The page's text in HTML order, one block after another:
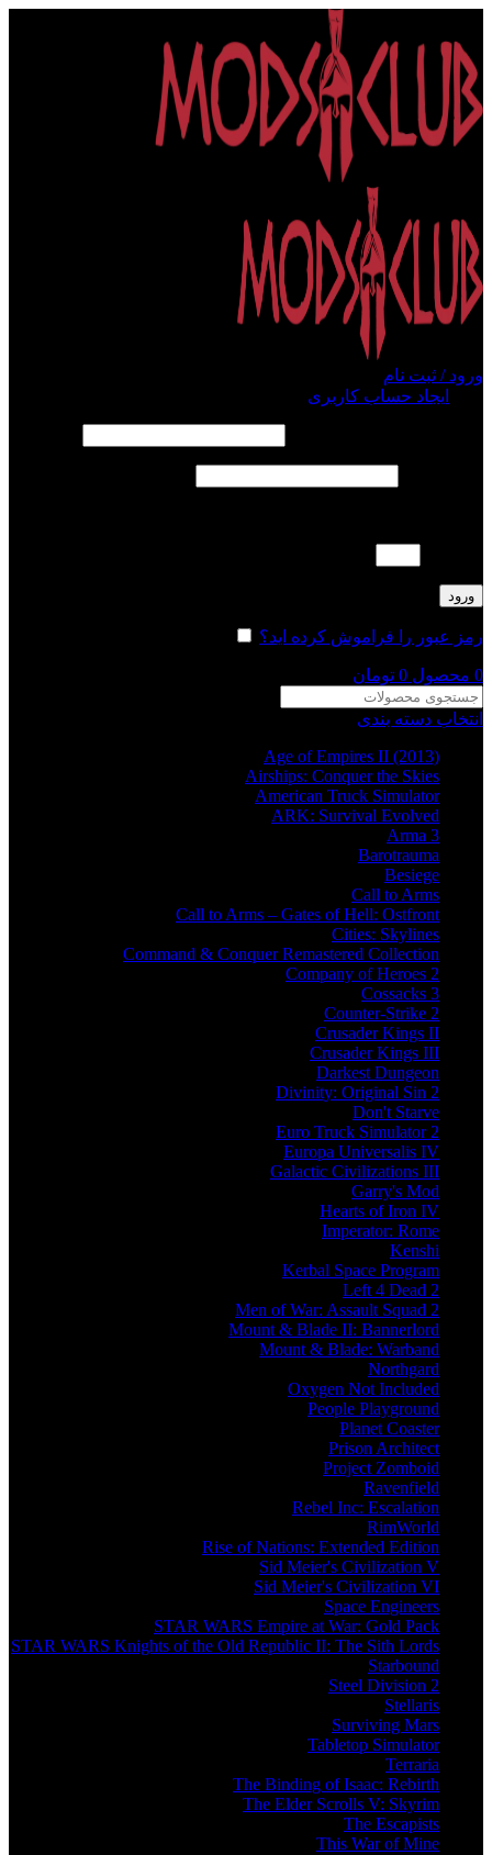
ورود / ثبت نام
ایجاد حساب کاربری
ورود
رمز عبور را فراموش کرده اید؟
0 محصول 0 تومان
انتخاب دسته بندی
Age of Empires II (2013)
Airships: Conquer the Skies
American Truck Simulator
ARK: Survival Evolved
Arma 3
Barotrauma
Besiege
Call to Arms
Call to Arms – Gates of Hell: Ostfront
Cities: Skylines
Command & Conquer Remastered Collection
Company of Heroes 2
Cossacks 3
Counter-Strike 2
Crusader Kings II
Crusader Kings III
Darkest Dungeon
Divinity: Original Sin 2
Don't Starve
Euro Truck Simulator 2
Europa Universalis IV
Galactic Civilizations III
Garry's Mod
Hearts of Iron IV
Imperator: Rome
Kenshi
Kerbal Space Program
Left 4 Dead 2
Men of War: Assault Squad 2
Mount & Blade II: Bannerlord
Mount & Blade: Warband
Northgard
Oxygen Not Included
People Playground
Planet Coaster
Prison Architect
Project Zomboid
Ravenfield
Rebel Inc: Escalation
RimWorld
Rise of Nations: Extended Edition
Sid Meier's Civilization V
Sid Meier's Civilization VI
Space Engineers
STAR WARS Empire at War: Gold Pack
STAR WARS Knights of the Old Republic II: The Sith Lords
Starbound
Steel Division 2
Stellaris
Surviving Mars
Tabletop Simulator
Terraria
The Binding of Isaac: Rebirth
The Elder Scrolls V: Skyrim
The Escapists
This War of Mine